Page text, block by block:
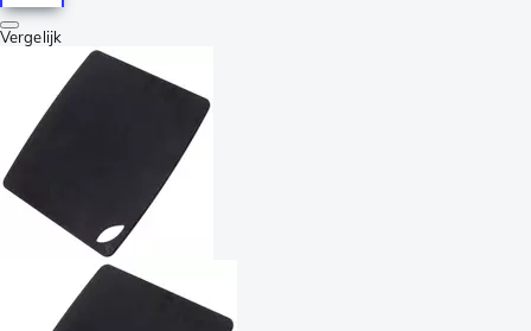
Vergelijk